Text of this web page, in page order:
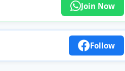
Join Now
Follow